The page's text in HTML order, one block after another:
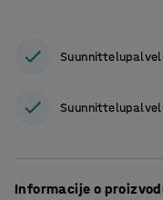
Informacije o